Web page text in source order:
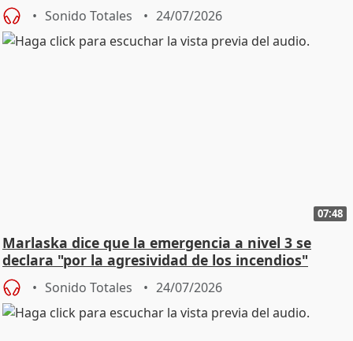
Sonido Totales 24/07/2026
07:48
Marlaska dice que la emergencia a nivel 3 se
declara "por la agresividad de los incendios"
Sonido Totales 24/07/2026